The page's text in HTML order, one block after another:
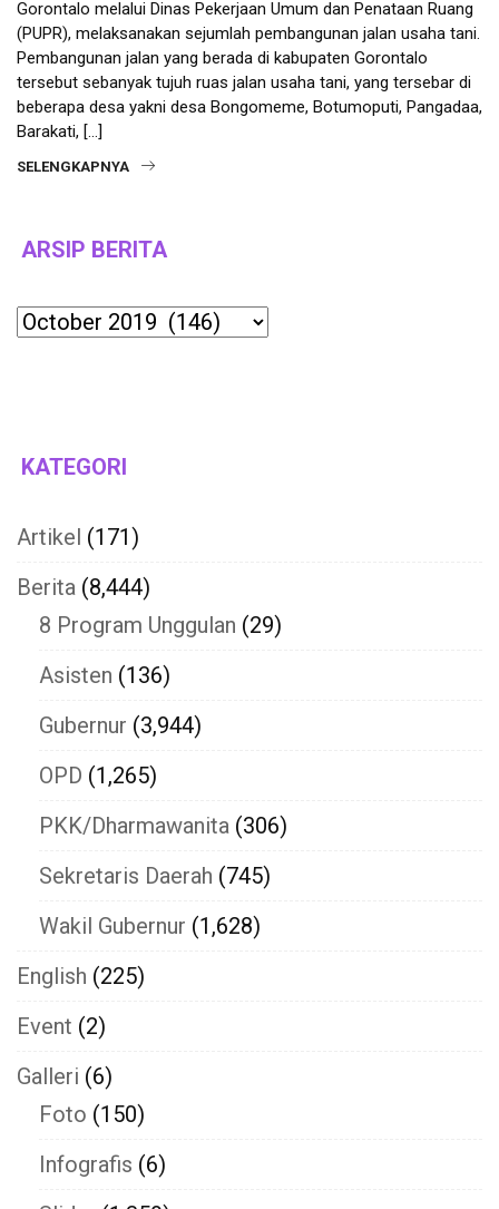
Gorontalo melalui Dinas Pekerjaan Umum dan Penataan Ruang
(PUPR), melaksanakan sejumlah pembangunan jalan usaha tani.
Pembangunan jalan yang berada di kabupaten Gorontalo
tersebut sebanyak tujuh ruas jalan usaha tani, yang tersebar di
beberapa desa yakni desa Bongomeme, Botumoputi, Pangadaa,
Barakati, […]
SELENGKAPNYA
ARSIP BERITA
Archives
KATEGORI
Artikel (171)
Berita (8,444)
8 Program Unggulan (29)
Asisten (136)
Gubernur (3,944)
OPD (1,265)
PKK/Dharmawanita (306)
Sekretaris Daerah (745)
Wakil Gubernur (1,628)
English (225)
Event (2)
Galleri (6)
Foto (150)
Infografis (6)